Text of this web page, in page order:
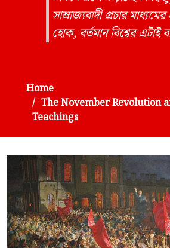
সাম্রাজ্যবাদী প্রচার
হোক, বর্তমান বিশ্বের এটাই
Home
The November Revolution
Teachings